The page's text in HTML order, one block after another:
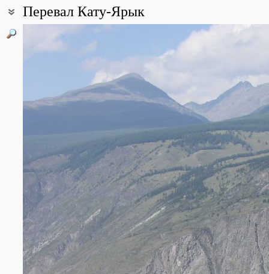
Перевал Кату-Ярык
50° 54′ 49″ с.ш., 88° 12′ 55″ в.д. (смотреть на картах
На самом деле, это не перевал, а урочище. Представляет
с края Чулышманского хребта на дно долины реки Чулышман.
Фото растений и лишайников